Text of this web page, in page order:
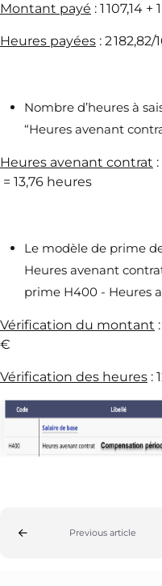
Montant payé : 1 107,14
Heures payées : 2
Nombre d’heures à
“Heures avenant
Heures avenant contrat
= 13,76 heures
Le modèle de prime
Heures avenant
prime H400 - Heures
Vérification du montant
€
Vérification des heures :
Previous article